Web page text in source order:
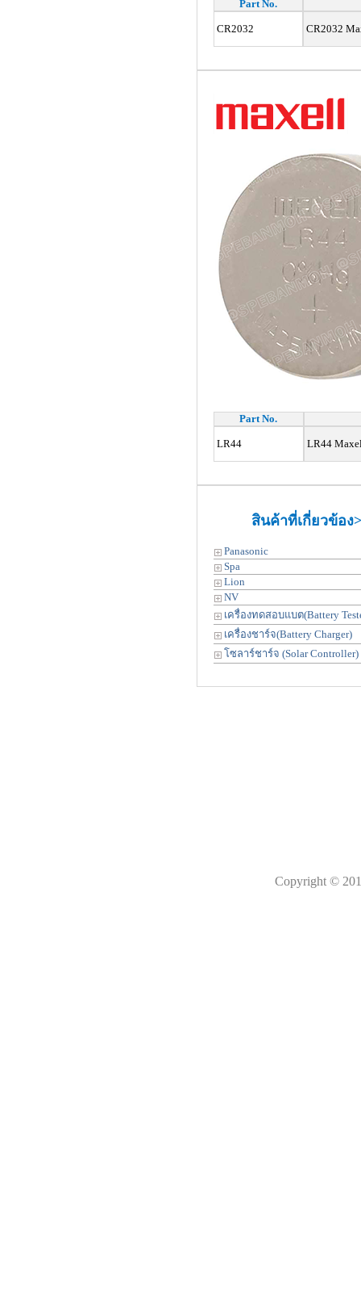
Part No.
CR2032 CR2032
Part No.
LR44 LR44
สินค้าที่เกี่ยวข้อง
Panasonic
Spa
Lion
NV
เครื่องทดสอบแบต(Battery
เครื่องชาร์จ(Battery Charger)
โซลาร์ชาร์จ (Solar Controller)
Copyright ©